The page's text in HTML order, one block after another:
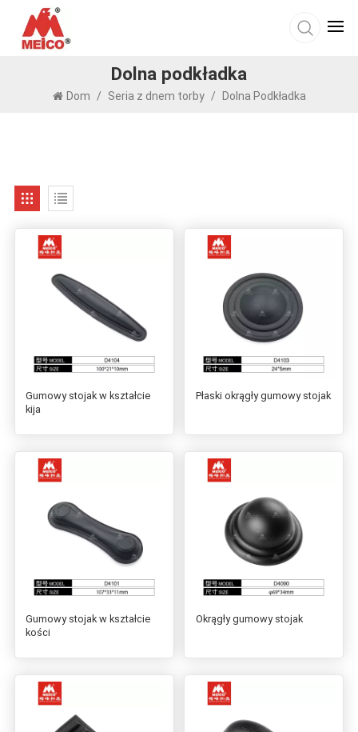
Dolna podkładka
Dom / Seria z dnem torby / Dolna Podkładka
Gumowy stojak w kształcie
kija
Płaski okrągły gumowy stojak
Gumowy stojak w kształcie
kości
Okrągły gumowy stojak